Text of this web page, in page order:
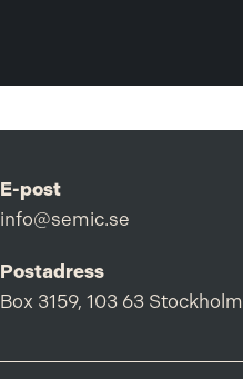
E-post
info@semic.se
Postadress
Box 3159, 103 63 Stockholm